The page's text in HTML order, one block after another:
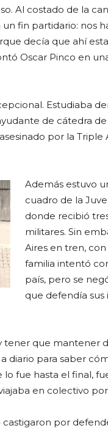
Al costado de la
fin partidario: nos
decía que ahí
Oscar Pinco en
Estudiaba
de cátedra
por la Triple
Además estuvo
cuadro de la
donde recibió
militares. Sin
Aires en tren, con
familia intentó
país, pero se
que defendía sus
que mantener
diario para saber
lo fue hasta el final,
en colectivo
castigaron por